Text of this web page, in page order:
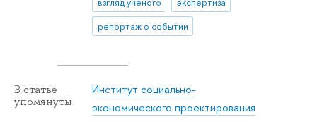
репортаж о событии
В статье
упомянуты
Институт социально-
экономического проектирования